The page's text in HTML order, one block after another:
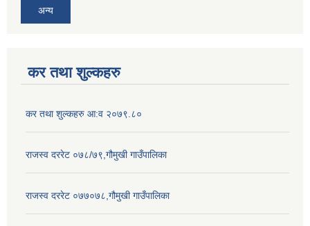
अन्य
कर तथा शुल्कहरु
कर तथा शुल्कहरु आ:व २०७९.८०
राजस्व दररेट ०७८/७९,गौमुखी गाउँपालिका
राजस्व दररेट ०७७०७८,गौमुखी गाउँपालिका